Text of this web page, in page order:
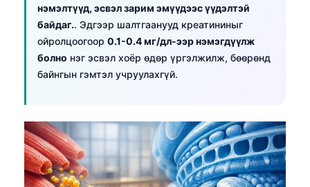
нэмэлтүүд, эсвэл зарим эмүүдээс үүдэлтэй
байдаг.. Эдгээр шалтгаанууд креатининыг
ойролцоогоор 0.1-0.4 мг/дл-ээр нэмэгдүүлж
болно нэг эсвэл хоёр өдөр үргэлжилж, бөөрөнд
байнгын гэмтэл учруулахгүй.
سنڌي
සිංහල
অসমীয়া
Македонски јазик
Euskara
Gàidhlig